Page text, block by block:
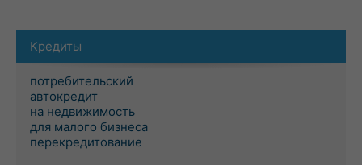
Кредиты
потребительский
автокредит
на недвижимость
для малого бизнеса
перекредитование